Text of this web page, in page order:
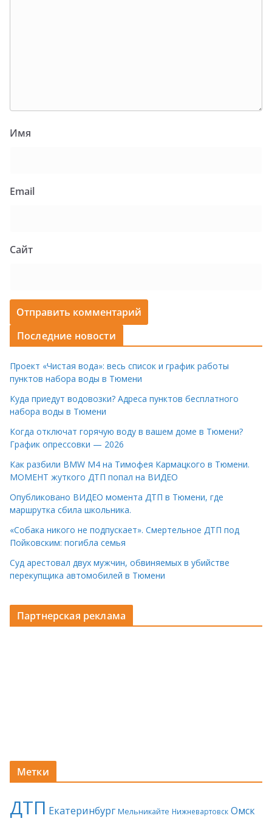
Имя
Email
Сайт
Последние новости
Проект «Чистая вода»: весь список и график работы
пунктов набора воды в Тюмени
Куда приедут водовозки? Адреса пунктов бесплатного
набора воды в Тюмени
Когда отключат горячую воду в вашем доме в Тюмени?
График опрессовки — 2026
Как разбили BMW M4 на Тимофея Кармацкого в Тюмени.
МОМЕНТ жуткого ДТП попал на ВИДЕО
Опубликовано ВИДЕО момента ДТП в Тюмени, где
маршрутка сбила школьника.
«Собака никого не подпускает». Смертельное ДТП под
Пойковским: погибла семья
Суд арестовал двух мужчин, обвиняемых в убийстве
перекупщика автомобилей в Тюмени
Партнерская реклама
Метки
ДТП Екатеринбург Мельникайте Нижневартовск Омск